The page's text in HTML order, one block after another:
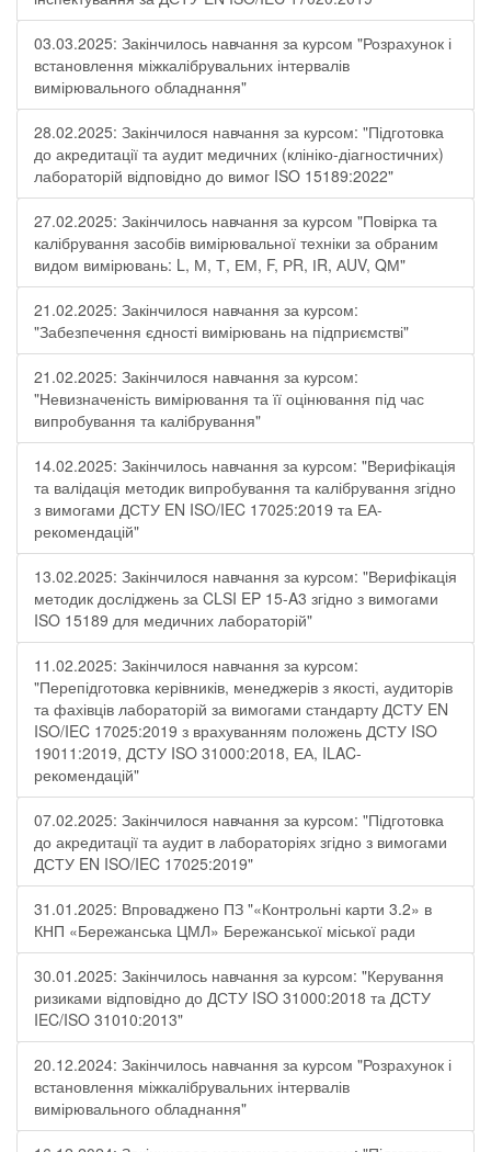
03.03.2025: Закінчилось навчання за курсом "Розрахунок і
встановлення міжкалібрувальних інтервалів
вимірювального обладнання"
28.02.2025: Закінчилося навчання за курсом: "Підготовка
до акредитації та аудит медичних (клініко-діагностичних)
лабораторій відповідно до вимог ISO 15189:2022"
27.02.2025: Закінчилось навчання за курсом "Повірка та
калібрування засобів вимірювальної техніки за обраним
видом вимірювань: L, М, Т, ЕМ, F, РR, ІR, АUV, QМ"
21.02.2025: Закінчилося навчання за курсом:
"Забезпечення єдності вимірювань на підприємстві"
21.02.2025: Закінчилося навчання за курсом:
"Невизначеність вимірювання та її оцінювання під час
випробування та калібрування"
14.02.2025: Закінчилось навчання за курсом: "Верифікація
та валідація методик випробування та калібрування згідно
з вимогами ДСТУ EN ISO/IEC 17025:2019 та ЕА-
рекомендацій"
13.02.2025: Закінчилося навчання за курсом: "Верифікація
методик досліджень за CLSI EP 15-A3 згідно з вимогами
ISO 15189 для медичних лабораторій"
11.02.2025: Закінчилося навчання за курсом:
"Перепідготовка керівників, менеджерів з якості, аудиторів
та фахівців лабораторій за вимогами стандарту ДСТУ EN
ISO/IEC 17025:2019 з врахуванням положень ДСТУ ISO
19011:2019, ДСТУ ISO 31000:2018, ЕА, ILAC-
рекомендацій"
07.02.2025: Закінчилося навчання за курсом: "Підготовка
до акредитації та аудит в лабораторіях згідно з вимогами
ДСТУ EN ISO/IEC 17025:2019"
31.01.2025: Впроваджено ПЗ "«Контрольні карти 3.2» в
КНП «Бережанська ЦМЛ» Бережанської міської ради
30.01.2025: Закінчилось навчання за курсом: "Керування
ризиками відповідно до ДСТУ ISO 31000:2018 та ДСТУ
IEC/ISO 31010:2013"
20.12.2024: Закінчилось навчання за курсом "Розрахунок і
встановлення міжкалібрувальних інтервалів
вимірювального обладнання"